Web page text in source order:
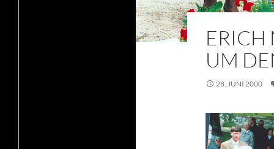
ERICH
UM
28. JUNI 2000